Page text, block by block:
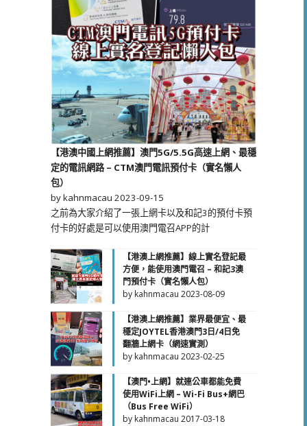
【港澳中國上網推薦】澳門5G/5.5G高速上網、最穩
定的電訊網路 – CTM澳門電訊預付卡（實名懶人
包）
by kahnmacau 2023-09-15
之前為大家介紹了一張上網卡以及和記3的預付卡預
付卡的好處是可以使用澳門電召APP的計
【港澳上網推薦】線上實名登記最
方便，能使用澳門電召 – 和記3澳
門預付卡（實名懶人包）
by kahnmacau 2023-08-09
【港澳上網推薦】業界最便宜、最
穩定JOYTEL香港澳門3日/4日免
翻牆上網卡（網速實測）
by kahnmacau 2023-02-25
【澳門•上網】就連公車都能免費
使用WiFi上網 – Wi-Fi Bus+網巴
（Bus Free WiFi）
by kahnmacau 2017-03-18